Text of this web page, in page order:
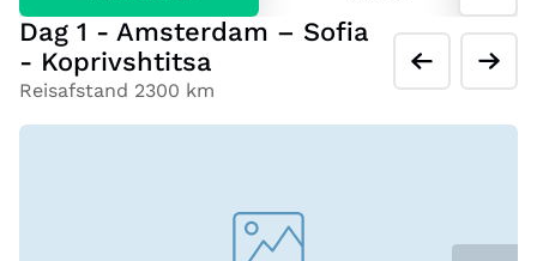
Dag 1 - Amsterdam – Sofia
- Koprivshtitsa
Reisafstand 2300 km